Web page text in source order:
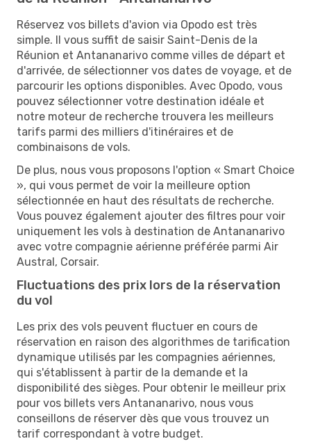
Réservez vos billets d'avion via Opodo est très
simple. Il vous suffit de saisir Saint-Denis de la
Réunion et Antananarivo comme villes de départ et
d'arrivée, de sélectionner vos dates de voyage, et de
parcourir les options disponibles. Avec Opodo, vous
pouvez sélectionner votre destination idéale et
notre moteur de recherche trouvera les meilleurs
tarifs parmi des milliers d'itinéraires et de
combinaisons de vols.
De plus, nous vous proposons l'option « Smart Choice
», qui vous permet de voir la meilleure option
sélectionnée en haut des résultats de recherche.
Vous pouvez également ajouter des filtres pour voir
uniquement les vols à destination de Antananarivo
avec votre compagnie aérienne préférée parmi Air
Austral, Corsair.
Fluctuations des prix lors de la réservation
du vol
Les prix des vols peuvent fluctuer en cours de
réservation en raison des algorithmes de tarification
dynamique utilisés par les compagnies aériennes,
qui s'établissent à partir de la demande et la
disponibilité des sièges. Pour obtenir le meilleur prix
pour vos billets vers Antananarivo, nous vous
conseillons de réserver dès que vous trouvez un
tarif correspondant à votre budget.